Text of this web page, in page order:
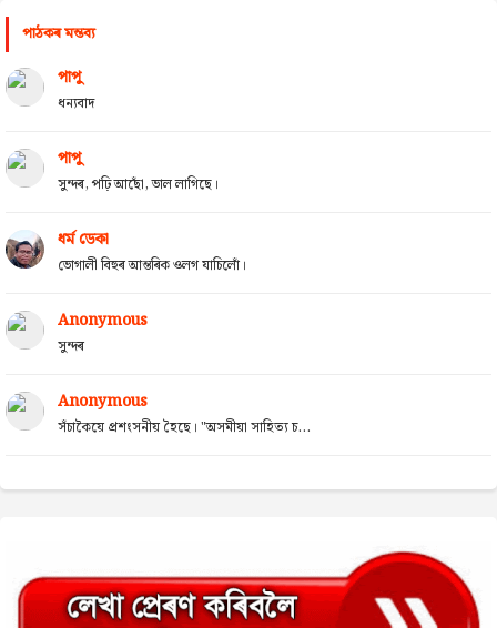
পাঠকৰ মন্তব্য
পাপু
ধন্যবাদ
পাপু
সুন্দৰ, পঢ়ি আছোঁ, ভাল লাগিছে।
ধৰ্ম ডেকা
ভোগালী বিহুৰ আন্তৰিক ওলগ যাচিলোঁ।
Anonymous
সুন্দৰ
Anonymous
সঁচাকৈয়ে প্ৰশংসনীয় হৈছে। "অসমীয়া সাহিত্য চ...